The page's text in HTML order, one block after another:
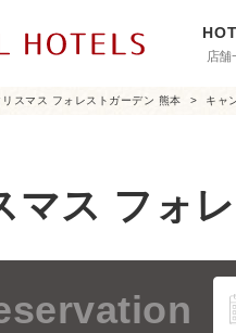
店舗
リスマス フォレストガーデン 熊本 キャ
マス フォ